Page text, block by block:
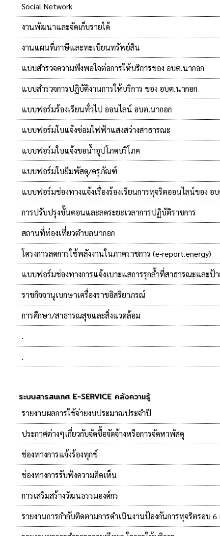
Social Network
งานพัฒนาและจัดเก็บรายได้
งานแผนที่ภาษีและทะเบียนทรัพย์สิน
แบบสำรวจความพึงพอใจต่อการให้บริการของ อบต.นากอก
แบบสำรวจการปฏิบัติงานการให้บริการ ของ อบต.นากอก
แบบฟอร์มร้องเรียนทั่วไป ออนไลน์ อบต.นากอก
แบบฟอร์มใบแจ้งซ่อมไฟฟ้าแสงสว่างสาธารณะ
แบบฟอร์มใบแจ้งขอน้ำอุปโภคบริโภค
แบบฟอร์มใบยืมพัสดุ/ครุภัณฑ์
แบบฟอร์มช่องทางแจ้งเรื่องร้องเรียนการทุจริตออนไลน์ของ อ
การปรับปรุงขั้นตอนและลดระยะเวลาการปฏิบัติราชการ
สถานที่ท่องเที่ยวตำบลนากอก
โครงการลดการใช้พลังงานในภาคราชการ (e-report.energy)
แบบฟอร์มช่องทางการแจ้งเบาะแสการรุกล้ำที่สาธารณะและป้
ราชกิจจานุเบกษาเครื่องราชอิสริยาภรณ์
การศึกษา/สาธารณสุขและสิ่งแวดล้อม
.
.
ระบบสารสนเทศ E-SERVICE คลังความรู้
รายงานผลการใช้จ่ายงบประมาณประจำปี
ประกาศต่างๆเกี่ยวกับจัดซื้อจัดจ้างหรือการจัดหาพัสดุ
ช่องทางการแจ้งร้องทุกข์
ช่องทางการรับฟังความคิดเห็น
การเสริมสร้างวัฒนธรรมองค์กร
รายงานการกำกับติดตามการดำเนินงานป้องกันการทุจริตรอบ 6